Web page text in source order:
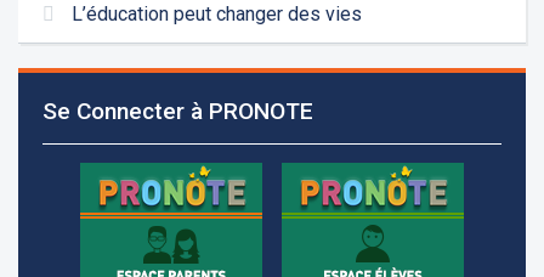
L’éducation peut changer des vies
Se Connecter à PRONOTE
l'établissement selon des rendez-vous fixés à
l’avance.
+961 25 601 171
+961 25 601 172
+961 3 669 641